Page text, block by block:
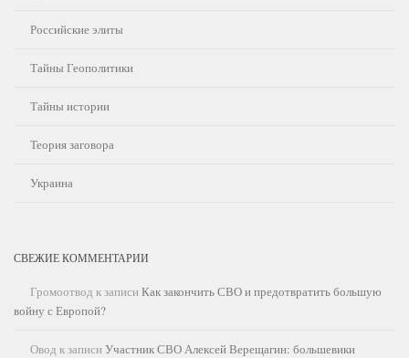
Российские элиты
Тайны Геополитики
Тайны истории
Теория заговора
Украина
СВЕЖИЕ КОММЕНТАРИИ
Громоотвод к записи Как закончить СВО и предотвратить большую
войну с Европой?
Овод к записи Участник СВО Алексей Верещагин: большевики